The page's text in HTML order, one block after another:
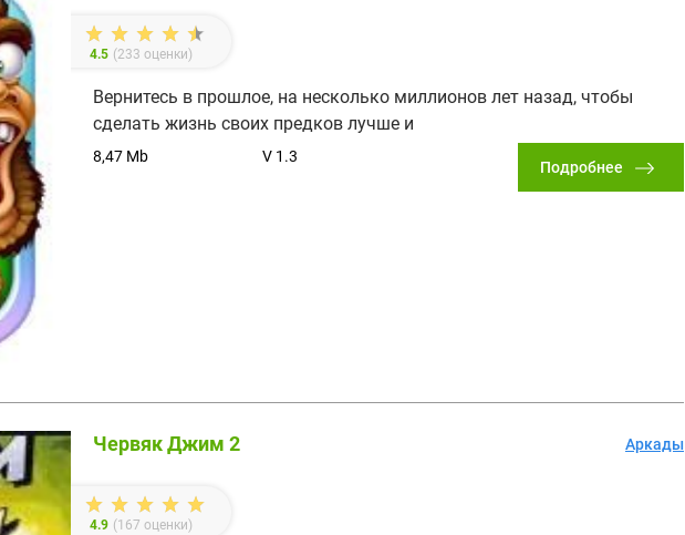
4.5 (233 оценки)
Вернитесь в прошлое, на несколько миллионов лет назад, чтобы
сделать жизнь своих предков лучше и
8,47 Mb V 1.3
Подробнее
Червяк Джим 2
4.9 (167 оценки)
Аркады